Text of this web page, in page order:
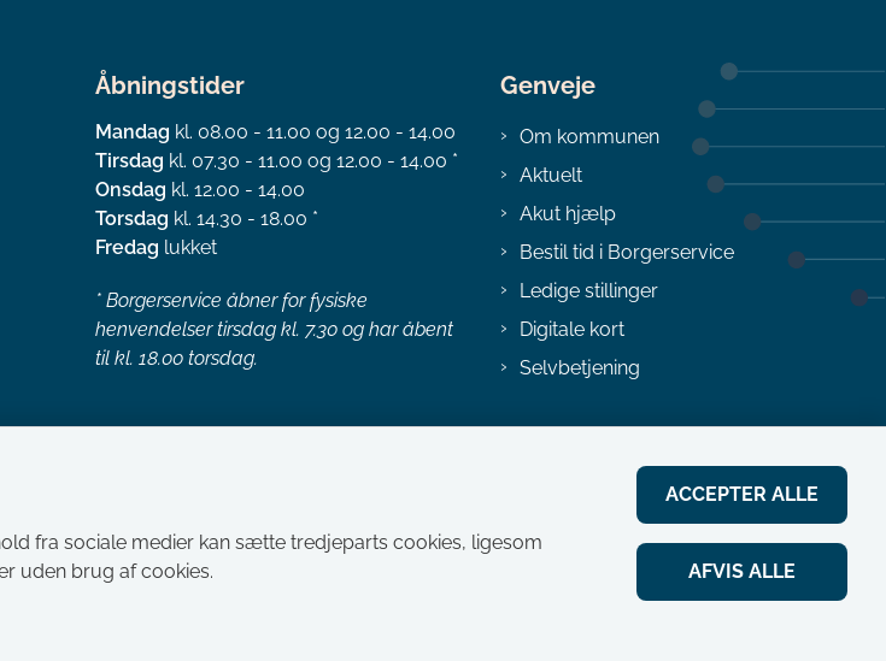
Åbningstider
Mandag kl. 08.00 - 11.00 og 12.00 - 14.00
Tirsdag kl. 07.30 - 11.00 og 12.00 - 14.00 *
Onsdag kl. 12.00 - 14.00
Torsdag kl. 14.30 - 18.00 *
Fredag lukket
* Borgerservice åbner for fysiske
henvendelser tirsdag kl. 7.30 og har åbent
til kl. 18.00 torsdag.
Genveje
Om kommunen
Aktuelt
Akut hjælp
Bestil tid i Borgerservice
Ledige stillinger
Digitale kort
Selvbetjening
fra sociale medier kan sætte tredjeparts cookies, ligesom
uden brug af cookies.
ACCEPTER ALLE
AFVIS ALLE